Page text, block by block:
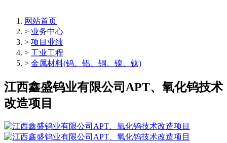
网站首页
> 业务中心
> 项目业绩
> 工业工程
> 金属材料(钨、铝、铜、镍、钛)
江西鑫盛钨业有限公司APT、氧化钨技术
改造项目